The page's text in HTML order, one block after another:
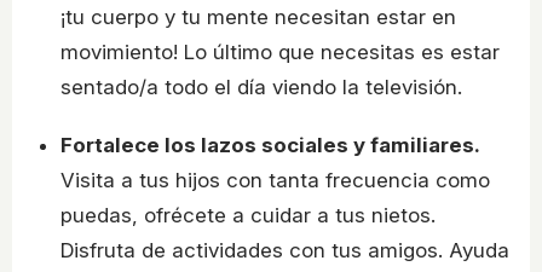
¡tu cuerpo y tu mente necesitan estar en
movimiento! Lo último que necesitas es estar
sentado/a todo el día viendo la televisión.
Fortalece los lazos sociales y familiares.
Visita a tus hijos con tanta frecuencia como
puedas, ofrécete a cuidar a tus nietos.
Disfruta de actividades con tus amigos. Ayuda